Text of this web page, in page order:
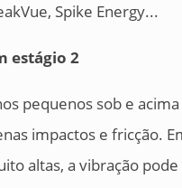
Spike Energy...
estágio 2
pequenos sob e
impactos e fricção.
altas, a vibração